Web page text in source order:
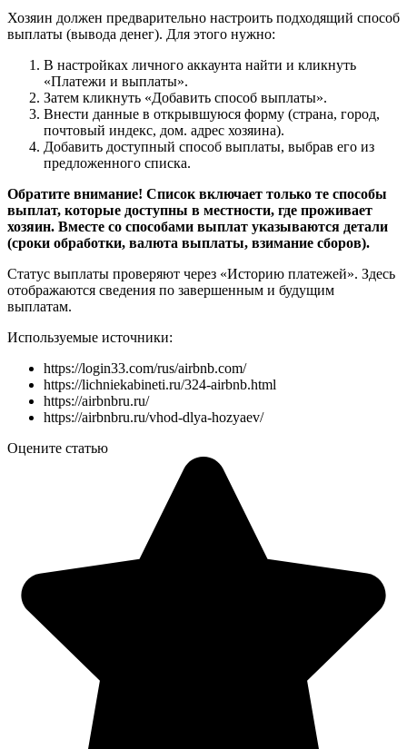
Хозяин должен предварительно настроить подходящий способ
выплаты (вывода денег). Для этого нужно:
В настройках личного аккаунта найти и кликнуть
«Платежи и выплаты».
Затем кликнуть «Добавить способ выплаты».
Внести данные в открывшуюся форму (страна, город,
почтовый индекс, дом. адрес хозяина).
Добавить доступный способ выплаты, выбрав его из
предложенного списка.
Обратите внимание! Список включает только те способы
выплат, которые доступны в местности, где проживает
хозяин. Вместе со способами выплат указываются детали
(сроки обработки, валюта выплаты, взимание сборов).
Статус выплаты проверяют через «Историю платежей». Здесь
отображаются сведения по завершенным и будущим
выплатам.
Используемые источники:
https://login33.com/rus/airbnb.com/
https://lichniekabineti.ru/324-airbnb.html
https://airbnbru.ru/
https://airbnbru.ru/vhod-dlya-hozyaev/
Оцените статью